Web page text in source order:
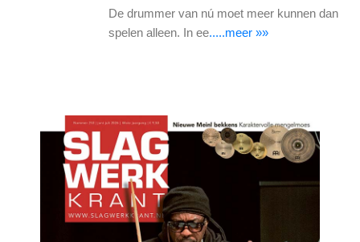
De drummer van nú moet meer kunnen dan
spelen alleen. In ee.....meer »»